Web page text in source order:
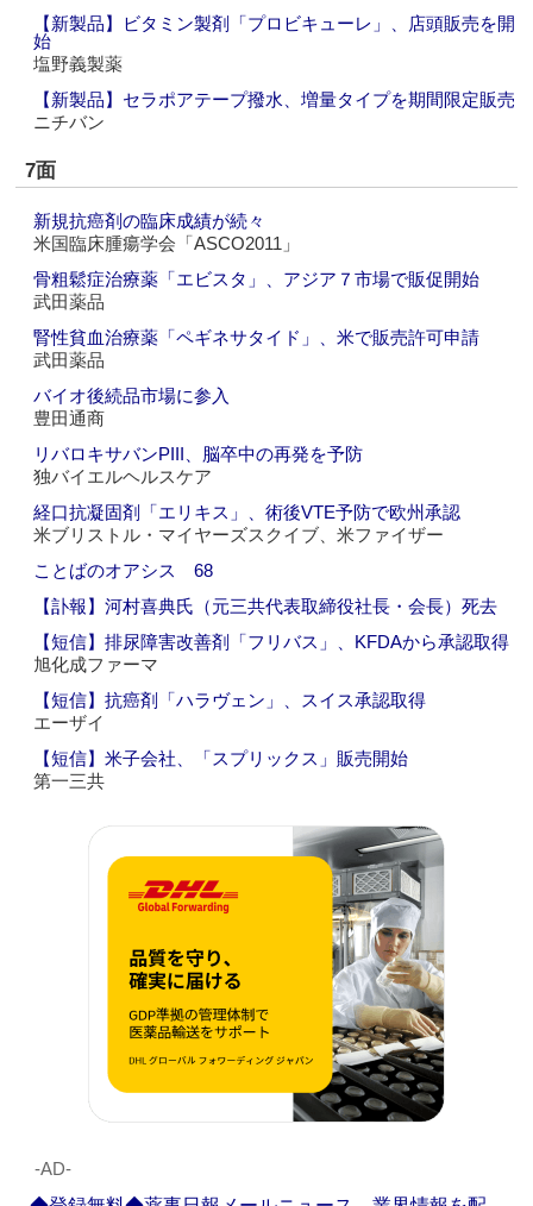
【新製品】ビタミン製剤「プロビキューレ」、店頭販売を開
始
塩野義製薬
【新製品】セラポアテープ撥水、増量タイプを期間限定販売
ニチバン
7面
新規抗癌剤の臨床成績が続々
米国臨床腫瘍学会「ASCO2011」
骨粗鬆症治療薬「エビスタ」、アジア７市場で販促開始
武田薬品
腎性貧血治療薬「ペギネサタイド」、米で販売許可申請
武田薬品
バイオ後続品市場に参入
豊田通商
リバロキサバンPIII、脳卒中の再発を予防
独バイエルヘルスケア
経口抗凝固剤「エリキス」、術後VTE予防で欧州承認
米ブリストル・マイヤーズスクイブ、米ファイザー
ことばのオアシス 68
【訃報】河村喜典氏（元三共代表取締役社長・会長）死去
【短信】排尿障害改善剤「フリバス」、KFDAから承認取得
旭化成ファーマ
【短信】抗癌剤「ハラヴェン」、スイス承認取得
エーザイ
【短信】米子会社、「スプリックス」販売開始
第一三共
‐AD‐